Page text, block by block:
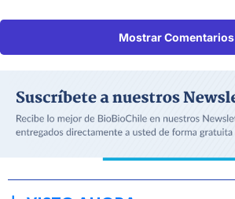
Mostrar Comentarios